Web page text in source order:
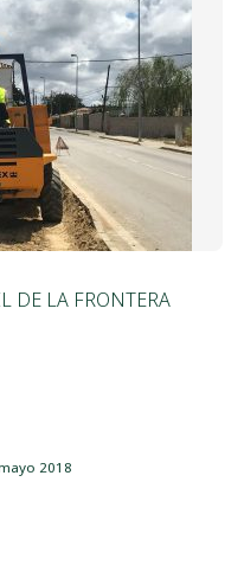
DE LA FRONTERA
2018